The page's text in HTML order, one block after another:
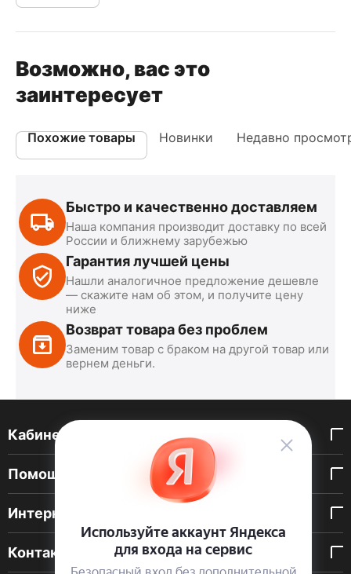
Возможно, вас это
заинтересует
Похожие товары Новинки Недавно
Быстро и качественно доставляем
Наша компания производит доставку по всей
России и ближнему зарубежью
Гарантия лучшей цены
Нашли аналогичное предложение дешевле
— скажите нам об этом, и получите цену
ниже
Возврат товара без проблем
Заменим товар с браком на другой товар или
вернем деньги.
Кабинет покупателя
Помощь покупателю
Интернет-магазин
Контакты